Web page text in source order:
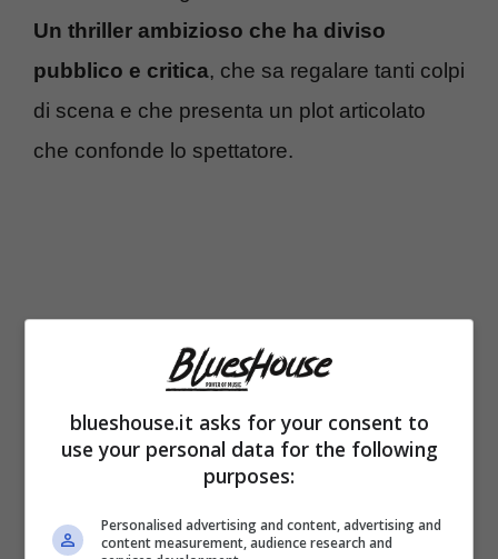
Un thriller ambizioso che ha diviso
pubblico e critica, che sa regalare tanti colpi
di scena e che presenta un plot articolato
che confonde lo spettatore.
Al momento, la valutazione del popolare
blueshouse.it asks for your consent to
use your personal data for the following
purposes:
Personalised advertising and content, advertising and
content measurement, audience research and